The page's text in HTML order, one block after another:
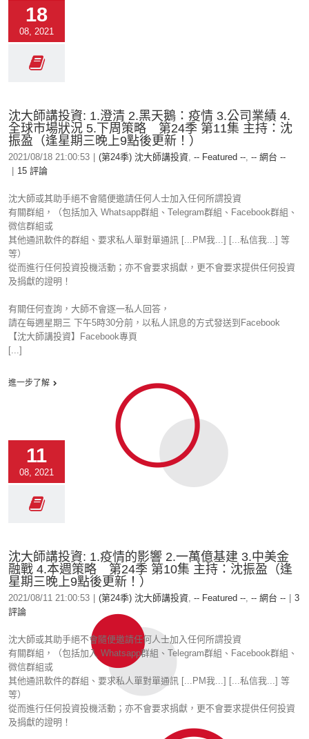
18
08, 2021
沈大師講投資: 1.澄清 2.黑天鵝：疫情 3.公司業績 4.
全球市場狀況 5.下周策略 第24季 第11集 主持：沈
振盈（逢星期三晚上9點後更新！）
2021/08/18 21:00:53 (第24季) 沈大師講投資, -- Featured --, -- 網台 --
15 評論
沈大師或其助手絕不會隨便邀請任何人士加入任何所謂投資
有關群組，（包括加入 Whatsapp群組、Telegram群組、Facebook群組、
微信群組或
其他通訊軟件的群組、要求私人單對單通訊 [...PM我...] [...私信我...] 等
等）
從而進行任何投資投機活動；亦不會要求捐獻，更不會要求提供任何投資
及捐獻的證明！
有關任何查詢，大師不會逐一私人回答，
請在每週星期三 下午5時30分前，以私人訊息的方式發送到Facebook
【沈大師講投資】Facebook專頁
[...]
進一步了解
11
08, 2021
沈大師講投資: 1.疫情的影響 2.一萬億基建 3.中美金
融戰 4.本週策略 第24季 第10集 主持：沈振盈（逢
星期三晚上9點後更新！）
2021/08/11 21:00:53 (第24季) 沈大師講投資, -- Featured --, -- 網台 --
3
評論
沈大師或其助手絕不會隨便邀請任何人士加入任何所謂投資
有關群組，（包括加入 Whatsapp群組、Telegram群組、Facebook群組、
微信群組或
其他通訊軟件的群組、要求私人單對單通訊 [...PM我...] [...私信我...] 等
等）
從而進行任何投資投機活動；亦不會要求捐獻，更不會要求提供任何投資
及捐獻的證明！